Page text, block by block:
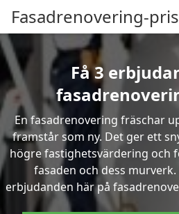
Fasadrenovering-
Få 3
En fasadrenovering fräschar
framstår som ny. Det ger ett
högre fastighetsvärdering och
fasaden och dess
erbjudanden här på